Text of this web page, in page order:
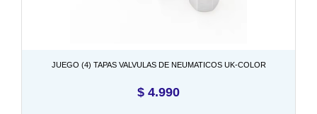
JUEGO (4) TAPAS VALVULAS DE NEUMATICOS UK-COLOR
$ 4.990